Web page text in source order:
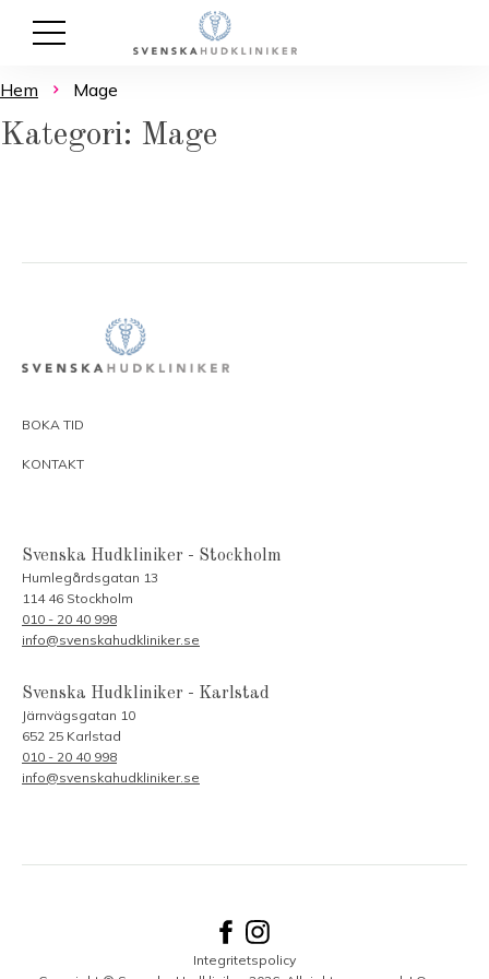
Hem Mage
Kategori: Mage
BOKA TID
KONTAKT
Svenska Hudkliniker - Stockholm
Humlegårdsgatan 13
114 46 Stockholm
010 - 20 40 998
info@svenskahudkliniker.se
Svenska Hudkliniker - Karlstad
Järnvägsgatan 10
652 25 Karlstad
010 - 20 40 998
info@svenskahudkliniker.se
Integritetspolicy